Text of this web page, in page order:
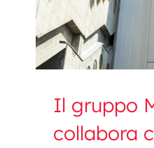
Il gruppo
collabora